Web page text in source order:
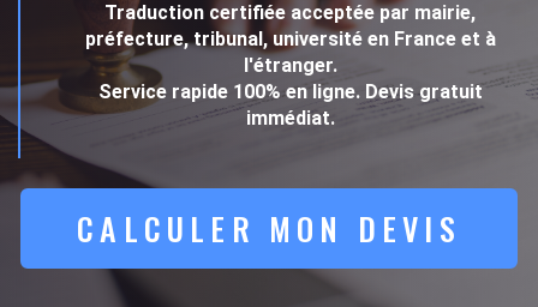
Traduction certifiée acceptée par mairie,
préfecture, tribunal, université en France et à
l'étranger.
Service rapide 100% en ligne. Devis gratuit
immédiat.
CALCULER MON DEVIS